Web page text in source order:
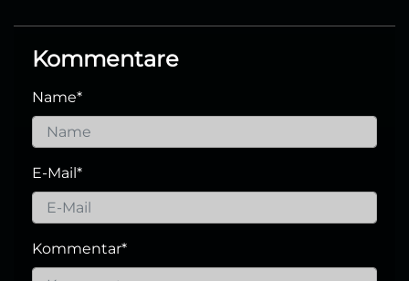
Kommentare
Name*
E-Mail*
Kommentar*